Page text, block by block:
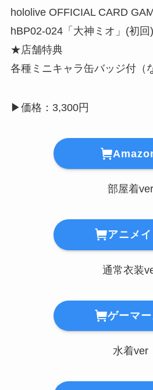
hololive OFFICIAL CARD
hBP02-024「大神ミオ」(初回)
★店舗特典
各種ミニキャラ缶バッジ付（
▶︎価格：3,300円
部屋着ver
アニメイ
通常衣装
ゲーマ
水着ver